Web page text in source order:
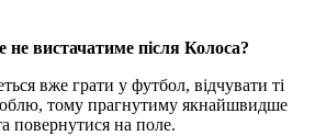
вистачатиме після Колоса?
вже грати у футбол, відчувати ті
тому прагнутиму якнайшвидше
повернутися на поле.